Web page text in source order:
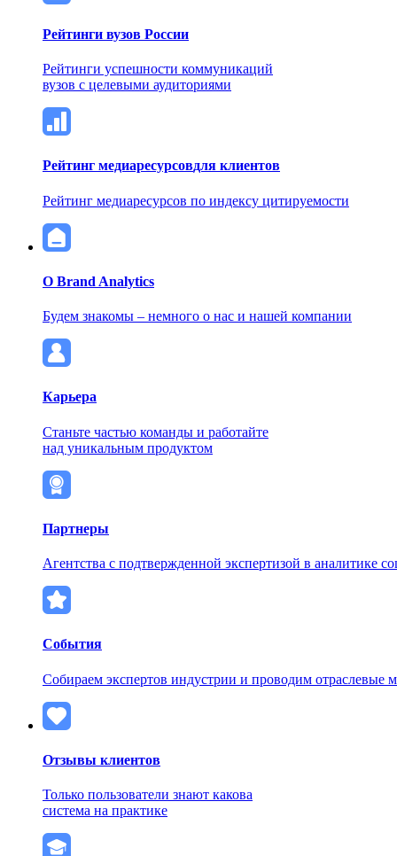
Рейтинги вузов России
Рейтинги успешности коммуникаций
вузов с целевыми аудиториями
Рейтинг медиаресурсовдля клиентов
Рейтинг медиаресурсов по индексу цитируемости
О Brand Analytics
Будем знакомы – немного о нас и нашей компании
Карьера
Станьте частью команды и работайте
над уникальным продуктом
Партнеры
Агентства с подтвержденной экспертизой в аналитике
События
Собираем экспертов индустрии и проводим отраслевые
Отзывы клиентов
Только пользователи знают какова
система на практике